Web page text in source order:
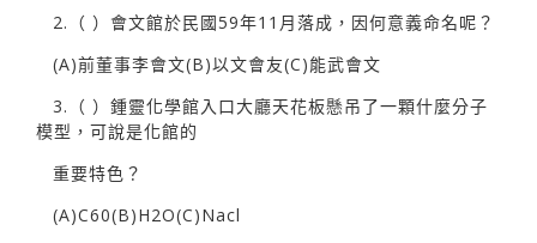
2.（ ）會文館於民國59年11月落成，因何意義命名呢？
(A)前董事李會文(B)以文會友(C)能武會文
3.（ ）鍾靈化學館入口大廳天花板懸吊了一顆什麼分子
模型，可說是化館的
重要特色？
(A)C60(B)H2O(C)Nacl